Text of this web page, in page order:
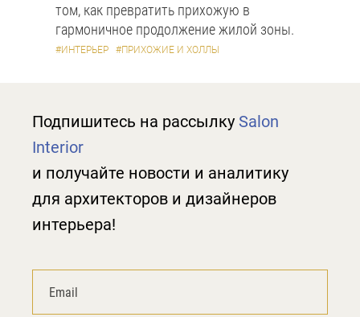
том, как превратить прихожую в
гармоничное продолжение жилой зоны.
#ИНТЕРЬЕР #ПРИХОЖИЕ И ХОЛЛЫ
Подпишитесь на рассылку Salon
Interior
и получайте новости и аналитику
для архитекторов и дизайнеров
интерьера!